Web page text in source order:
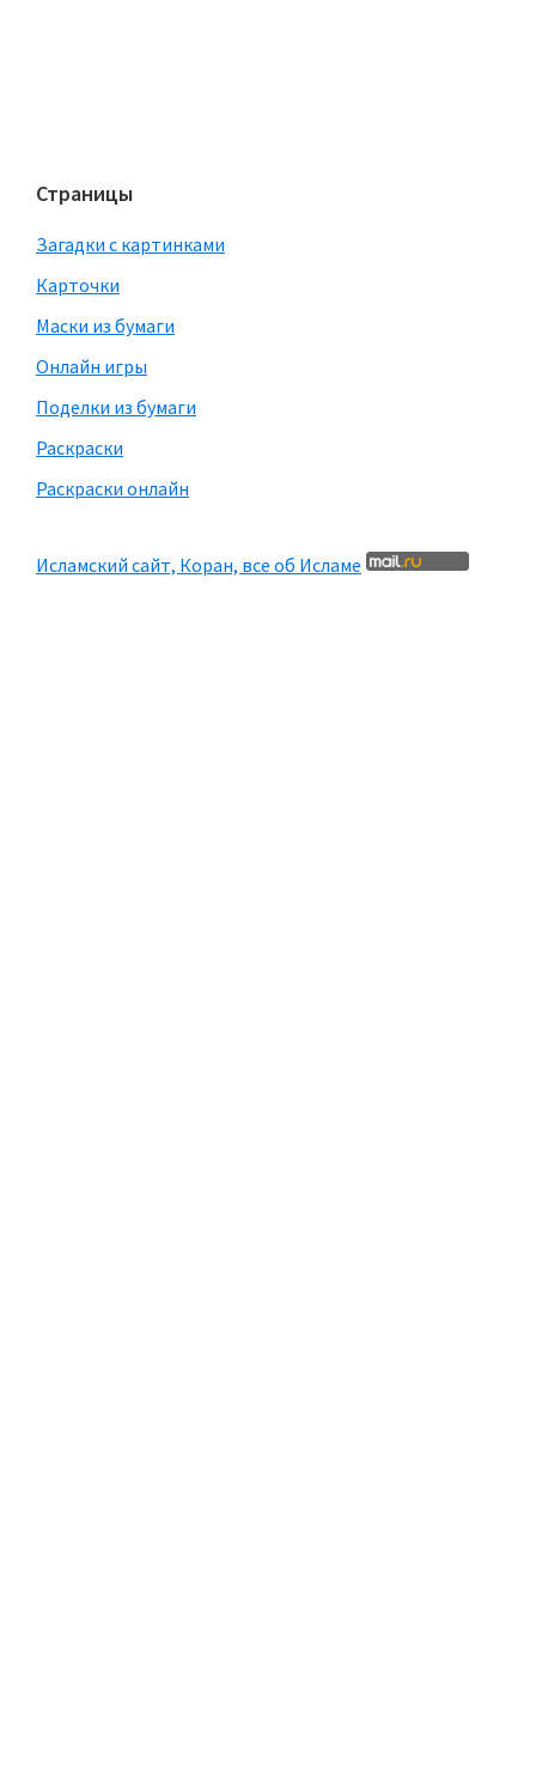
Страницы
Загадки с картинками
Карточки
Маски из бумаги
Онлайн игры
Поделки из бумаги
Раскраски
Раскраски онлайн
Исламский сайт, Коран, все об Исламе